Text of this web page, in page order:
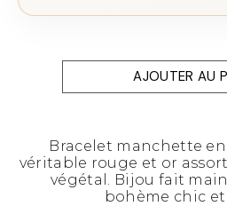
AJOUTER AU
Bracelet manchette
véritable rouge et or
végétal. Bijou fait
bohème chic